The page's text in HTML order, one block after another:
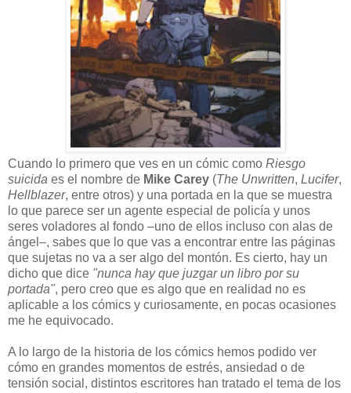
Cuando lo primero que ves en un cómic como Riesgo
suicida es el nombre de Mike Carey (The Unwritten, Lucifer,
Hellblazer, entre otros) y una portada en la que se muestra
lo que parece ser un agente especial de policía y unos
seres voladores al fondo –uno de ellos incluso con alas de
ángel–, sabes que lo que vas a encontrar entre las páginas
que sujetas no va a ser algo del montón. Es cierto, hay un
dicho que dice "nunca hay que juzgar un libro por su
portada", pero creo que es algo que en realidad no es
aplicable a los cómics y curiosamente, en pocas ocasiones
me he equivocado.
A lo largo de la historia de los cómics hemos podido ver
cómo en grandes momentos de estrés, ansiedad o de
tensión social, distintos escritores han tratado el tema de los